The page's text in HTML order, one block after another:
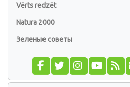
Vērts redzēt
Natura 2000
Зеленые советы